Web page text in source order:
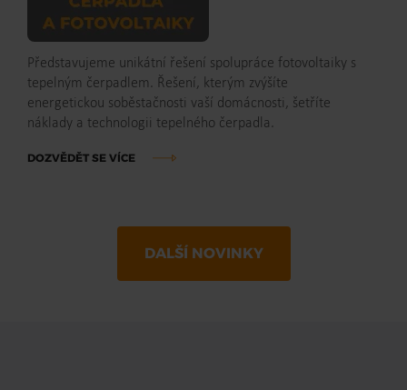
Představujeme unikátní řešení spolupráce fotovoltaiky s
tepelným čerpadlem. Řešení, kterým zvýšíte
energetickou soběstačnosti vaší domácnosti, šetříte
náklady a technologii tepelného čerpadla.
DOZVĚDĚT SE VÍCE
DALŠÍ NOVINKY